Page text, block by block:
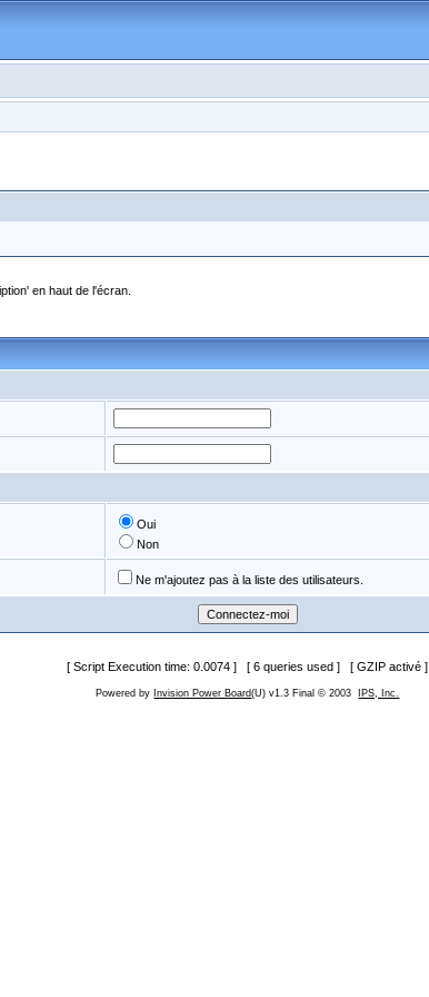
en haut de l'écran.
Oui
Non
Ne m'ajoutez pas à la liste des utilisateurs.
[ Script Execution time: 0.0074 ] [ 6 queries used ] [ GZIP activé ]
Powered by Invision Power Board(U) v1.3 Final © 2003 IPS, Inc.